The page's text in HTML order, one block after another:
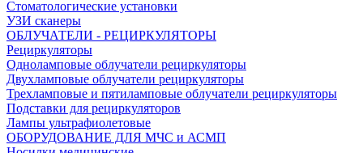
Стоматологические установки
УЗИ сканеры
ОБЛУЧАТЕЛИ - РЕЦИРКУЛЯТОРЫ
Рециркуляторы
Одноламповые облучатели рециркуляторы
Двухламповые облучатели рециркуляторы
Трехламповые и пятиламповые облучатели рециркуляторы
Подставки для рециркуляторов
Лампы ультрафиолетовые
ОБОРУДОВАНИЕ ДЛЯ МЧС и АСМП